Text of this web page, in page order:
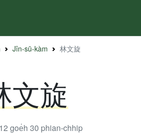
Jîn-sū-kàm 林文旋
文旋
goe̍h 30 phian-chhip